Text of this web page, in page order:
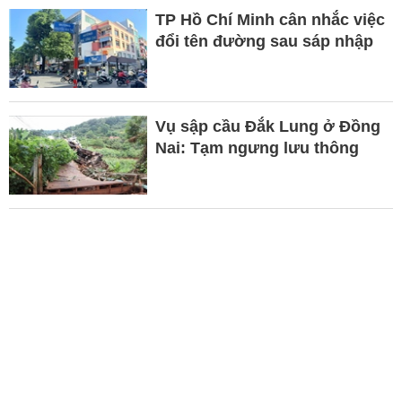
TP Hồ Chí Minh cân nhắc việc
đổi tên đường sau sáp nhập
Vụ sập cầu Đắk Lung ở Đồng
Nai: Tạm ngưng lưu thông